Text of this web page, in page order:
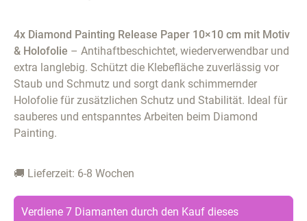
4x Diamond Painting Release Paper 10×10 cm mit Motiv
& Holofolie – Antihaftbeschichtet, wiederverwendbar und
extra langlebig. Schützt die Klebefläche zuverlässig vor
Staub und Schmutz und sorgt dank schimmernder
Holofolie für zusätzlichen Schutz und Stabilität. Ideal für
sauberes und entspanntes Arbeiten beim Diamond
Painting.
🚚 Lieferzeit: 6-8 Wochen
Verdiene 7 Diamanten durch den Kauf dieses